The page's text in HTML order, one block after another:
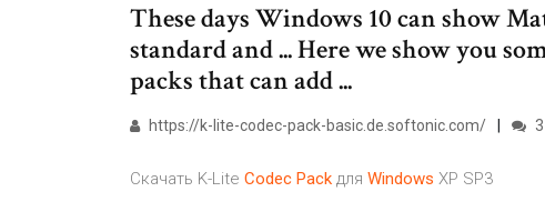
These days Windows 10 can show
standard and ... Here we show you
packs that can add ...
https://k-lite-codec-pack-basic.de.softonic.com/
Скачать K-Lite Codec Pack для Windows XP SP3